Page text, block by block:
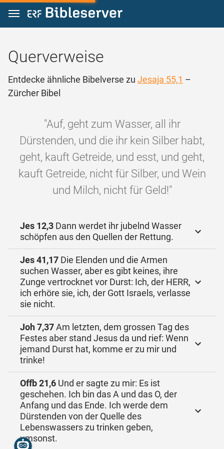
Zum Inhalt springen
Querverweise
Entdecke ähnliche Bibelverse zu Jesaja 55,1 –
Zürcher Bibel
"Auf, geht zum Wasser, all ihr
Dürstenden, und die ihr kein Silber habt,
geht, kauft Getreide, und esst, und geht,
kauft Getreide, nicht für Silber, und Wein
und Milch, nicht für Geld!"
Jes 12,3 Dann werdet ihr jubelnd Wasser
schöpfen aus den Quellen der Rettung.
Jes 41,17 Die Elenden und die Armen
suchen Wasser, aber es gibt keines, ihre
Zunge vertrocknet vor Durst: Ich, der HERR,
ich erhöre sie, ich, der Gott Israels, verlasse
sie nicht.
Joh 7,37Am letzten, dem grossen Tag des
Festes aber stand Jesus da und rief: Wenn
jemand Durst hat, komme er zu mir und
trinke!
Offb 21,6 Und er sagte zu mir: Es ist
geschehen. Ich bin das A und das O, der
Anfang und das Ende. Ich werde dem
Dürstenden von der Quelle des
Lebenswassers zu trinken geben,
umsonst.